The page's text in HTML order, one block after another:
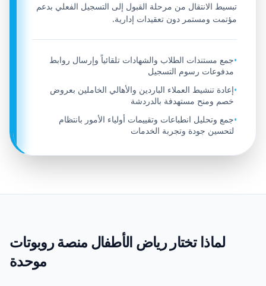
تبسيط الانتقال من مرحلة القبول إلى التسجيل الفعلي بدعم
مؤتمت ومستمر دون تعقيدات إدارية.
•جمع مستندات الطلاب والشهادات تلقائياً وإرسال روابط
مدفوعات رسوم التسجيل
•إعادة تنشيط العملاء الباردين والأهالي الخاملين بعروض
خصم ومنح مستهدفة بالدردشة
•جمع وتحليل انطباعات وتقييمات أولياء الأمور بانتظام
لتحسين جودة وتجربة الخدمات
لماذا تختار رياض الأطفال منصة روبوتات
موحدة